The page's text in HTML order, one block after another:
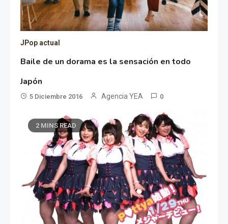
JPop actual
Baile de un dorama es la sensación en todo
Japón
5 Diciembre 2016 Agencia YEA 0
2 MINS READ